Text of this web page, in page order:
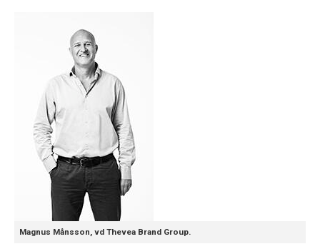
Magnus Månsson, vd Thevea Brand Group.